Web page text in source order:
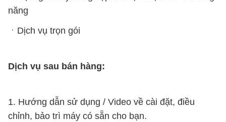
năng
ㆍDịch vụ trọn gói
Dịch vụ sau bán hàng:
1. Hướng dẫn sử dụng / Video về cài đặt, điều
chỉnh, bảo trì máy có sẵn cho bạn.